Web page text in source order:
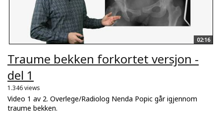
02:16
Traume bekken forkortet versjon -
del 1
1.346 views
Video 1 av 2. Overlege/Radiolog Nenda Popic går igjennom
traume bekken.